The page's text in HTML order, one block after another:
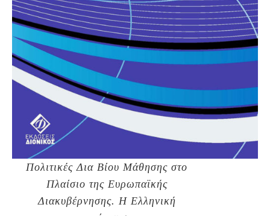
Πολιτικές Δια Βίου Μάθησης στο
Πλαίσιο της Ευρωπαϊκής
Διακυβέρνησης. Η Ελληνική